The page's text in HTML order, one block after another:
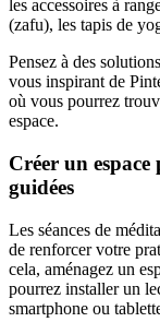
les accessoires à
(zafu), les tapis de
Pensez à des
vous inspirant de
où vous pourrez
espace.
Créer un espace
guidées
Les séances de
de renforcer votre
cela, aménagez un
pourrez installer un
smartphone ou